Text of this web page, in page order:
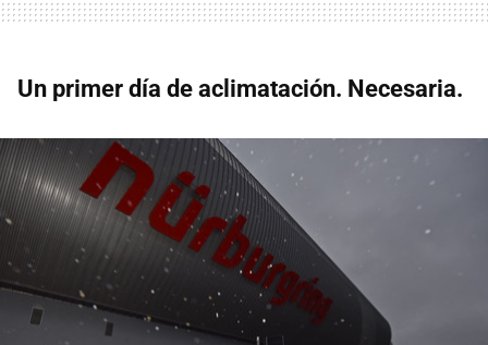
Un primer día de aclimatación. Necesaria.